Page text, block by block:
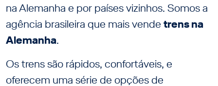
na Alemanha e por países vizinhos. Somos a
agência brasileira que mais vende trens na
Alemanha.
Os trens são rápidos, confortáveis, e
oferecem uma série de opções de